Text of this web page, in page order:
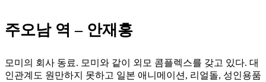
주오남 역 – 안재홍
모미의 회사 동료. 모미와 같이 외모 콤플렉스를 갖고 있다. 대
인관계도 원만하지 못하고 일본 애니메이션, 리얼돌, 성인용품